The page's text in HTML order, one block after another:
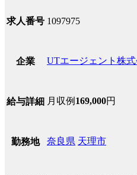
求人番号 1097975
企業 UTエージェント株式
給与詳細 月収例 169,000円
勤務地 奈良県 天理市